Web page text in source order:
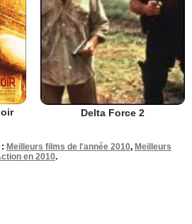
Delta Force 2
Meilleurs films de l'année 2010, Meilleurs
en 2010.